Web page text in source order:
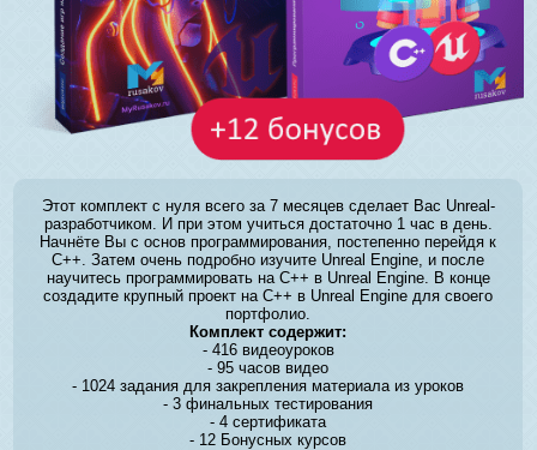
Этот комплект с нуля всего за 7 месяцев сделает Вас Unreal-
разработчиком. И при этом учиться достаточно 1 час в день.
Начнёте Вы с основ программирования, постепенно перейдя к
C++. Затем очень подробно изучите Unreal Engine, и после
научитесь программировать на C++ в Unreal Engine. В конце
создадите крупный проект на C++ в Unreal Engine для своего
портфолио.
Комплект содержит:
- 416 видеоуроков
- 95 часов видео
- 1024 задания для закрепления материала из уроков
- 3 финальных тестирования
- 4 сертификата
- 12 Бонусных курсов